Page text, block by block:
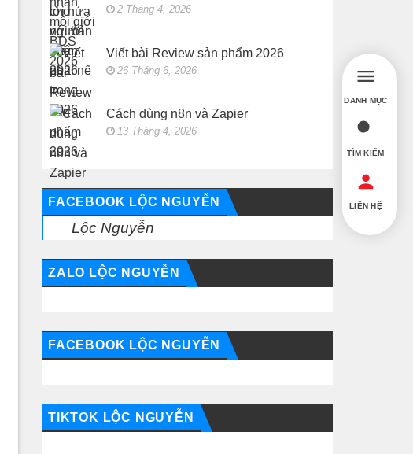
2 Tháng 4, 2026
Viết bài Review sản phẩm 2026
26 Tháng 6, 2026
Cách dùng n8n và Zapier
13 Tháng 4, 2026
FACEBOOK LỘC NGUYỄN
Lộc Nguyễn
ZALO LỘC NGUYỄN
FACEBOOK LỘC NGUYỄN
TIKTOK LỘC NGUYỄN
DANH MỤC
TÌM KIẾM
LIÊN HỆ